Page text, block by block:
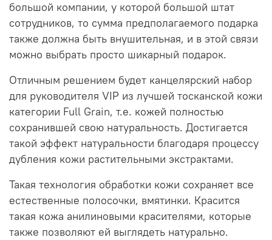
большой компании, у которой большой штат
сотрудников, то сумма предполагаемого подарка
также должна быть внушительная, и в этой связи
можно выбрать просто шикарный подарок.
Отличным решением будет канцелярский набор
для руководителя VIP из лучшей тосканской кожи
категории Full Grain, т.е. кожей полностью
сохранившей свою натуральность. Достигается
такой эффект натуральности благодаря процессу
дубления кожи растительными экстрактами.
Такая технология обработки кожи сохраняет все
естественные полосочки, вмятинки. Красится
такая кожа анилиновыми красителями, которые
также позволяют ей выглядеть натурально.